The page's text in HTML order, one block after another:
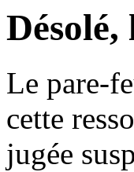
Désolé,
Le pare-
cette
jugée